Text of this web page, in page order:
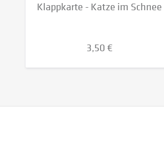
Klappkarte - Katze im Schnee
3,50 €